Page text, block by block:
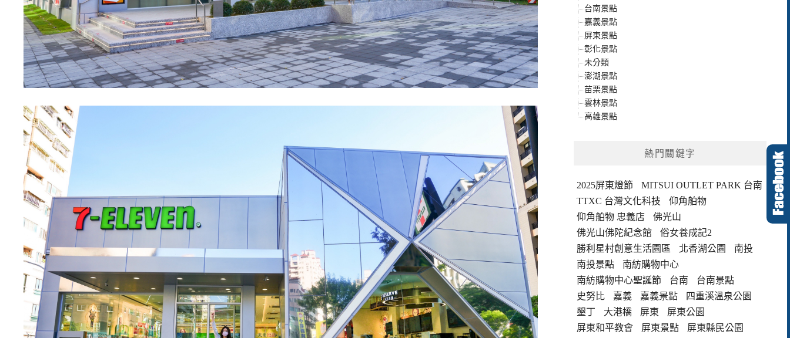
台南景點
嘉義景點
屏東景點
彰化景點
未分類
澎湖景點
苗栗景點
雲林景點
高雄景點
熱門關鍵字
2025屏東燈節
MITSUI OUTLET PARK 台南
TTXC 台灣文化科技
仰角舶物
仰角舶物 忠義店
佛光山
佛光山佛陀紀念館
俗女養成記2
勝利星村創意生活園區
北香湖公園
南投
南投景點
南紡購物中心
南紡購物中心聖誕節
台南
台南景點
史努比
嘉義 嘉義景點
四重溪溫泉公園
墾丁
大港橋 屏東
屏東公園
屏東和平教會
屏東景點
屏東縣民公園